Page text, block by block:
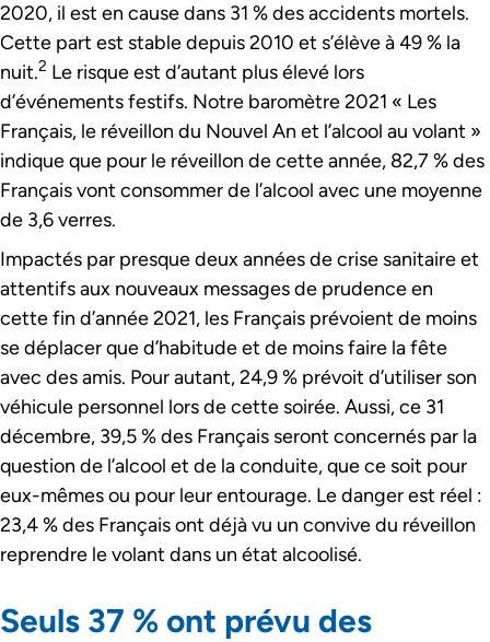
2020, il est en cause dans 31 % des accidents mortels.
Cette part est stable depuis 2010 et s’élève à 49 % la
nuit.2 Le risque est d’autant plus élevé lors
d’événements festifs. Notre baromètre 2021 « Les
Français, le réveillon du Nouvel An et l’alcool au volant »
indique que pour le réveillon de cette année, 82,7 % des
Français vont consommer de l’alcool avec une moyenne
de 3,6 verres.
Impactés par presque deux années de crise sanitaire et
attentifs aux nouveaux messages de prudence en
cette fin d’année 2021, les Français prévoient de moins
se déplacer que d’habitude et de moins faire la fête
avec des amis. Pour autant, 24,9 % prévoit d’utiliser son
véhicule personnel lors de cette soirée. Aussi, ce 31
décembre, 39,5 % des Français seront concernés par la
question de l’alcool et de la conduite, que ce soit pour
eux-mêmes ou pour leur entourage. Le danger est réel :
23,4 % des Français ont déjà vu un convive du réveillon
reprendre le volant dans un état alcoolisé.
Seuls 37 % ont prévu des